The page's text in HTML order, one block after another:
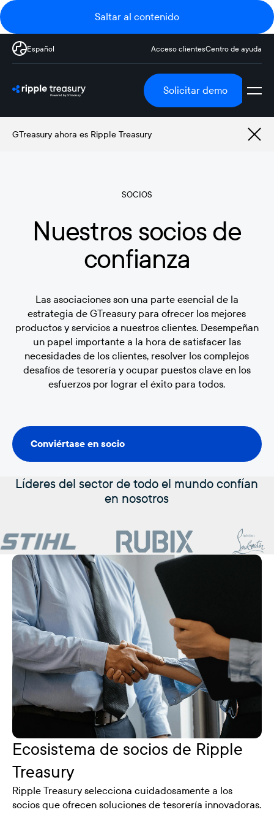
Saltar al contenido
Español Acceso clientesCentro de ayuda
Solicitar demo
GTreasury ahora es Ripple Treasury
SOCIOS
Nuestros socios de
confianza
Las asociaciones son una parte esencial de la
estrategia de GTreasury para ofrecer los mejores
productos y servicios a nuestros clientes. Desempeñan
un papel importante a la hora de satisfacer las
necesidades de los clientes, resolver los complejos
desafíos de tesorería y ocupar puestos clave en los
esfuerzos por lograr el éxito para todos.
Conviértase en socio
Conviértase en socio
Líderes del sector de todo el mundo confían
en nosotros
Ecosistema de socios de Ripple
Treasury
Ripple Treasury selecciona cuidadosamente a los
socios que ofrecen soluciones de tesorería innovadoras.